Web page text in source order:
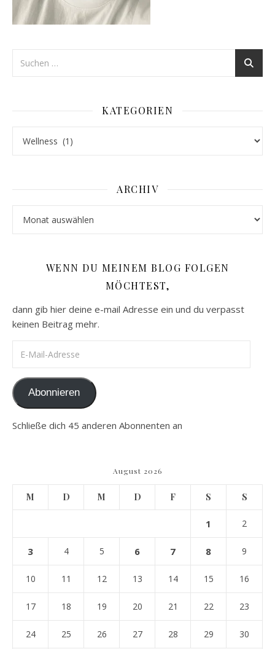
KATEGORIEN
ARCHIV
WENN DU MEINEM BLOG FOLGEN
MÖCHTEST,
dann gib hier deine e-mail Adresse ein und du verpasst
keinen Beitrag mehr.
Abonnieren
Schließe dich 45 anderen Abonnenten an
August 2026
M D M D F S S
1 2
3 4 5 6 7 8 9
10 11 12 13 14 15 16
17 18 19 20 21 22 23
24 25 26 27 28 29 30